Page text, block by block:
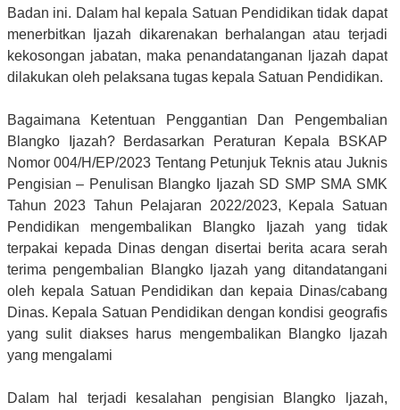
Badan ini. Dalam hal kepala Satuan Pendidikan tidak dapat
menerbitkan Ijazah dikarenakan berhalangan atau terjadi
kekosongan jabatan, maka penandatanganan ljazah dapat
dilakukan oleh pelaksana tugas kepala Satuan Pendidikan.
Bagaimana Ketentuan Penggantian Dan Pengembalian
Blangko Ijazah? Berdasarkan Peraturan Kepala BSKAP
Nomor 004/H/EP/2023 Tentang Petunjuk Teknis atau Juknis
Pengisian – Penulisan Blangko Ijazah SD SMP SMA SMK
Tahun 2023 Tahun Pelajaran 2022/2023, Kepala Satuan
Pendidikan mengembalikan Blangko Ijazah yang tidak
terpakai kepada Dinas dengan disertai berita acara serah
terima pengembalian Blangko ljazah yang ditandatangani
oleh kepala Satuan Pendidikan dan kepaia Dinas/cabang
Dinas. Kepala Satuan Pendidikan dengan kondisi geografis
yang sulit diakses harus mengembalikan Blangko ljazah
yang mengalami
Dalam hal terjadi kesalahan pengisian Blangko ljazah,